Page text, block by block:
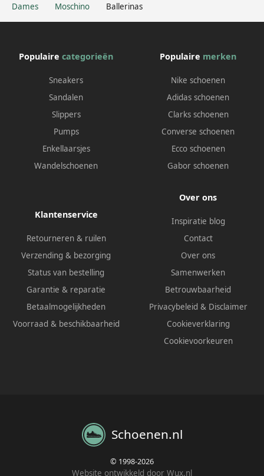
Dames Moschino Ballerinas
Populaire categorieën
Sneakers
Sandalen
Slippers
Pumps
Enkellaarsjes
Wandelschoenen
Populaire merken
Nike schoenen
Adidas schoenen
Clarks schoenen
Converse schoenen
Ecco schoenen
Gabor schoenen
Klantenservice
Retourneren & ruilen
Verzending & bezorging
Status van bestelling
Garantie & reparatie
Betaalmogelijkheden
Voorraad & beschikbaarheid
Over ons
Inspiratie blog
Contact
Over ons
Samenwerken
Betrouwbaarheid
Privacybeleid & Disclaimer
Cookieverklaring
Cookievoorkeuren
Schoenen.nl
© 1998-2026
Website ontwikkeld door Wux.nl